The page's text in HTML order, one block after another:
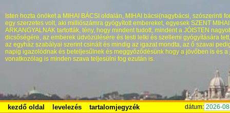
Isten hozta önöket a MIHAI BÁCSI oldalán, MIHAI bácsi(nagybácsi, szószerinti
egy szerzetes volt, aki milliószámra gyógyított embereket, egyesek SZENT
ARKANGYALNAK tartották, tény, hogy mindent tudott, mindent a JÓISTEN
dicsőségére, az emberek üdvözülésére és testi lelki és szellemi gyógyítására
az egyház szabályai szerint csinált és mindig az igazat mondta, az ő szavai
napig igazolódnak és beteljesűlnek és meggyőződésünk hogy a jövőben is és a
vonatkozólag is minden szava teljesülni fog ezután is.
kezdő oldal levelezés tartalomjegyzék dátum: 2026-